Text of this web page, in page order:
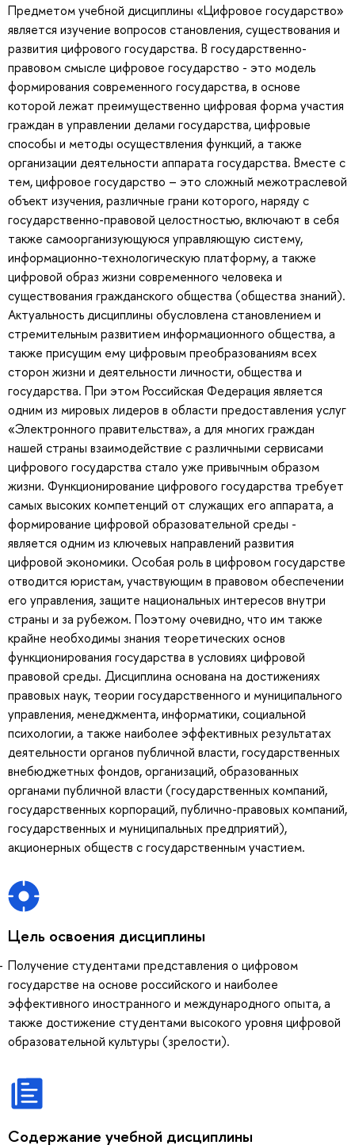
Предметом учебной дисциплины «Цифровое государство»
является изучение вопросов становления, существования и
развития цифрового государства. В государственно-
правовом смысле цифровое государство - это модель
формирования современного государства, в основе
которой лежат преимущественно цифровая форма участия
граждан в управлении делами государства, цифровые
способы и методы осуществления функций, а также
организации деятельности аппарата государства. Вместе с
тем, цифровое государство – это сложный межотраслевой
объект изучения, различные грани которого, наряду с
государственно-правовой целостностью, включают в себя
также самоорганизующуюся управляющую систему,
информационно-технологическую платформу, а также
цифровой образ жизни современного человека и
существования гражданского общества (общества знаний).
Актуальность дисциплины обусловлена становлением и
стремительным развитием информационного общества, а
также присущим ему цифровым преобразованиям всех
сторон жизни и деятельности личности, общества и
государства. При этом Российская Федерация является
одним из мировых лидеров в области предоставления услуг
«Электронного правительства», а для многих граждан
нашей страны взаимодействие с различными сервисами
цифрового государства стало уже привычным образом
жизни. Функционирование цифрового государства требует
самых высоких компетенций от служащих его аппарата, а
формирование цифровой образовательной среды -
является одним из ключевых направлений развития
цифровой экономики. Особая роль в цифровом государстве
отводится юристам, участвующим в правовом обеспечении
его управления, защите национальных интересов внутри
страны и за рубежом. Поэтому очевидно, что им также
крайне необходимы знания теоретических основ
функционирования государства в условиях цифровой
правовой среды. Дисциплина основана на достижениях
правовых наук, теории государственного и муниципального
управления, менеджмента, информатики, социальной
психологии, а также наиболее эффективных результатах
деятельности органов публичной власти, государственных
внебюджетных фондов, организаций, образованных
органами публичной власти (государственных компаний,
государственных корпораций, публично-правовых компаний,
государственных и муниципальных предприятий),
акционерных обществ с государственным участием.
Цель освоения дисциплины
Получение студентами представления о цифровом
государстве на основе российского и наиболее
эффективного иностранного и международного опыта, а
также достижение студентами высокого уровня цифровой
образовательной культуры (зрелости).
Содержание учебной дисциплины